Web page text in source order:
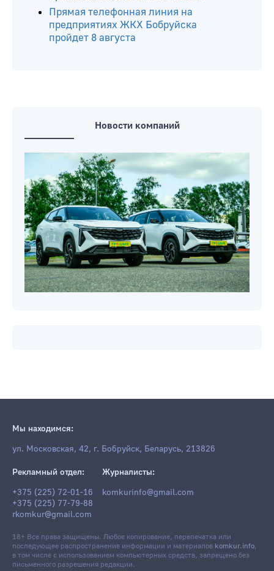
В свободном полете. В главном парке
Бобруйска скоро заработает новый
аттракцион
пройдет 8 августа
Новости компаний
Мы находимся:
ул. Московская, 42, г. Бобруйск, Беларусь, 213826
Рекламный отдел:
Журналисты: